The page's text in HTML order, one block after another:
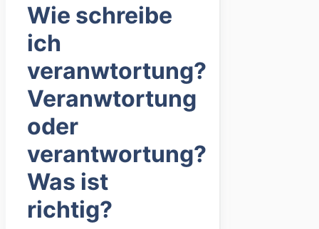
Wie schreibe
ich
veranwtortung?
Veranwtortung
oder
verantwortung?
Was ist
richtig?